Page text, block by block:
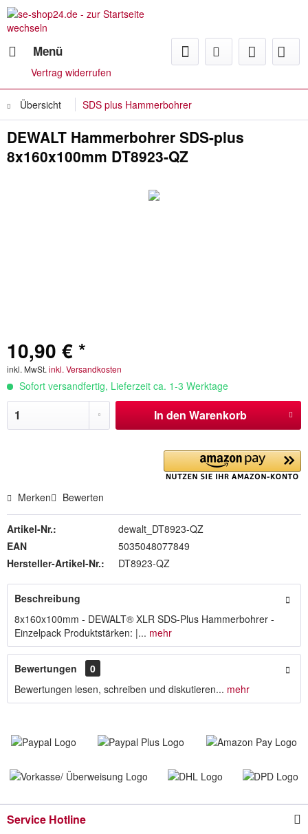
Menü
Vertrag widerrufen
Übersicht SDS plus Hammerbohrer
DEWALT Hammerbohrer SDS-plus
8x160x100mm DT8923-QZ
10,90 € *
inkl. MwSt.inkl. Versandkosten
Sofort versandfertig, Lieferzeit ca. 1-3 Werktage
In den Warenkorb
Merken Bewerten
Artikel-Nr.:
dewalt_DT8923-QZ
EAN
5035048077849
Hersteller-Artikel-Nr.:
DT8923-QZ
Beschreibung
8x160x100mm - DEWALT® XLR SDS-Plus Hammerbohrer -
Einzelpack Produktstärken: |... mehr
Bewertungen
0
Bewertungen lesen, schreiben und diskutieren... mehr
Service Hotline